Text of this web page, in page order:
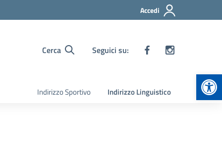
Accedi
Cerca Seguici su:
Indirizzo Sportivo Indirizzo Linguistico